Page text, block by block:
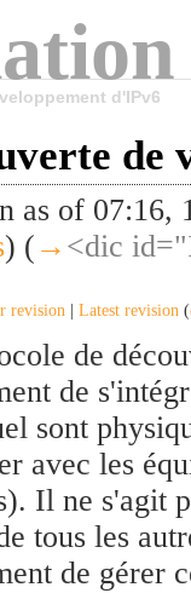
d'IPv6
de
as of 07:16,
) ( → <dic
revision Latest revision (
de
de
sont
avec les
Il ne s'agit
tous les
de gérer